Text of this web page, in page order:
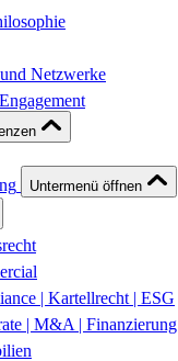
Netzwerke
Untermenü öffnen
| Kartellrecht | ESG
| M&A | Finanzierung